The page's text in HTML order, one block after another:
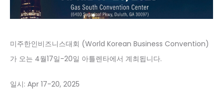
미주한인비즈니스대회 (World Korean Business Convention)
가 오는 4월17일-20일 아틀렌타에서 계최됩니다.
일시: Apr 17-20, 2025